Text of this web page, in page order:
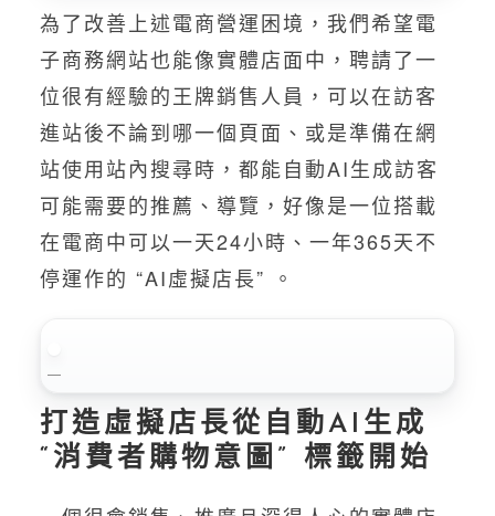
為了改善上述電商營運困境，我們希望電
子商務網站也能像實體店面中，聘請了一
位很有經驗的王牌銷售人員，可以在訪客
進站後不論到哪一個頁面、或是準備在網
站使用站內搜尋時，都能自動AI生成訪客
可能需要的推薦、導覽，好像是一位搭載
在電商中可以一天24小時、一年365天不
停運作的 “AI虛擬店長” 。
打造虛擬店長從自動AI生成
“消費者購物意圖” 標籤開始